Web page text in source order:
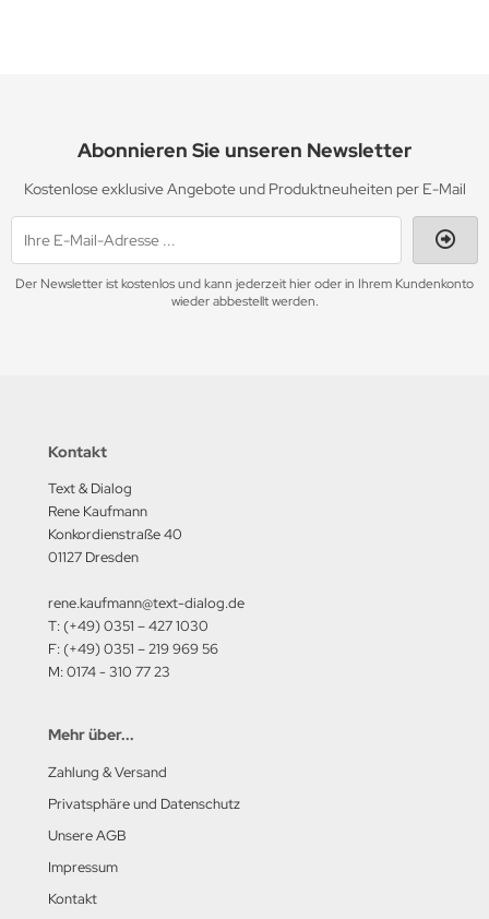
Abonnieren Sie unseren Newsletter
Kostenlose exklusive Angebote und Produktneuheiten per E-Mail
Der Newsletter ist kostenlos und kann jederzeit hier oder in Ihrem Kundenkonto
wieder abbestellt werden.
Kontakt
Text & Dialog
Rene Kaufmann
Konkordienstraße 40
01127 Dresden
rene.kaufmann@text-dialog.de
T: (+49) 0351 – 427 1030
F: (+49) 0351 – 219 969 56
M: 0174 - 310 77 23
Mehr über...
Zahlung & Versand
Privatsphäre und Datenschutz
Unsere AGB
Impressum
Kontakt